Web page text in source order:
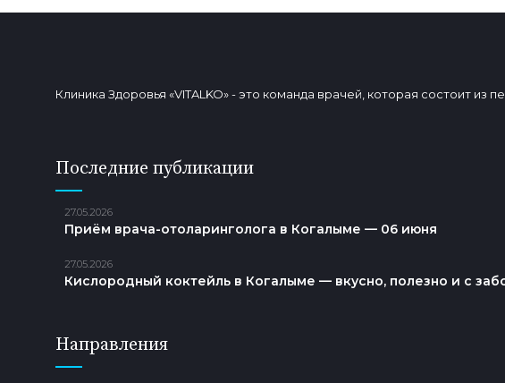
Клиника Здоровья «VITALKO» - это команда врачей, которая состоит
Последние публикации
27.05.2026
Приём врача-отоларинголога в Когалыме — 06 июня
27.05.2026
Кислородный коктейль в Когалыме — вкусно, полезно и с
Направления